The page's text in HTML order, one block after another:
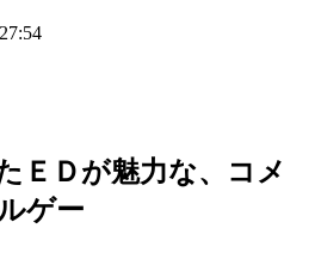
ＥＤが魅力な、コメ
ゲー